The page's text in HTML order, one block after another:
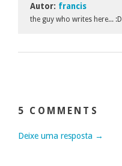
Autor: francis
the guy who writes here... :D
5 COMMENTS
Deixe uma resposta →